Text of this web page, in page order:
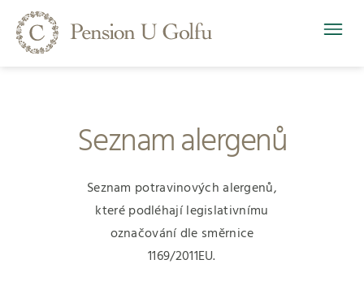
Seznam alergenů
Seznam potravinových alergenů,
které podléhají legislativnímu
označování dle směrnice
1169/2011EU.